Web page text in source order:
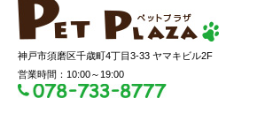
神戸市須磨区千歳町4丁目3-33 ヤマキビル2F
営業時間：10:00～19:00